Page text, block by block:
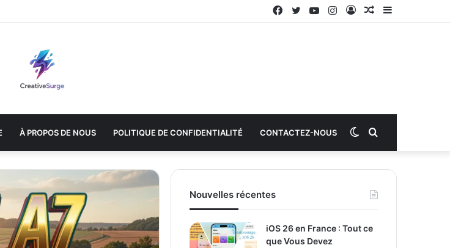
Sidebar
Article
Connexion
Instagram
YouTube
Twitter
Facebook
À PROPOS DE NOUS POLITIQUE DE CONFIDENTIALITÉ CONTACTEZ-NOUS Rechercher
Switch
skin
Nouvelles récentes
iOS 26 en France : Tout ce
que Vous Devez